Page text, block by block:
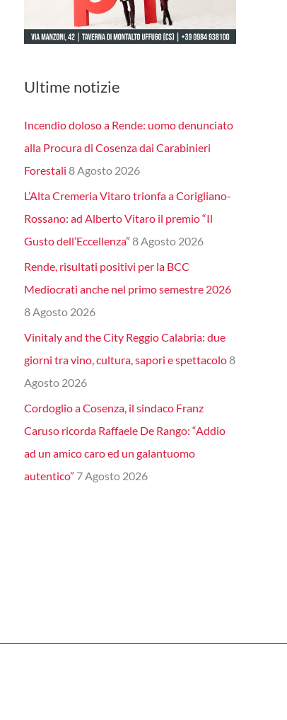
Ultime notizie
Incendio doloso a Rende: uomo denunciato
alla Procura di Cosenza dai Carabinieri
Forestali 8 Agosto 2026
L’Alta Cremeria Vitaro trionfa a Corigliano-
Rossano: ad Alberto Vitaro il premio “Il
Gusto dell’Eccellenza” 8 Agosto 2026
Rende, risultati positivi per la BCC
Mediocrati anche nel primo semestre 2026
8 Agosto 2026
Vinitaly and the City Reggio Calabria: due
giorni tra vino, cultura, sapori e spettacolo8
Agosto 2026
Cordoglio a Cosenza, il sindaco Franz
Caruso ricorda Raffaele De Rango: “Addio
ad un amico caro ed un galantuomo
autentico” 7 Agosto 2026